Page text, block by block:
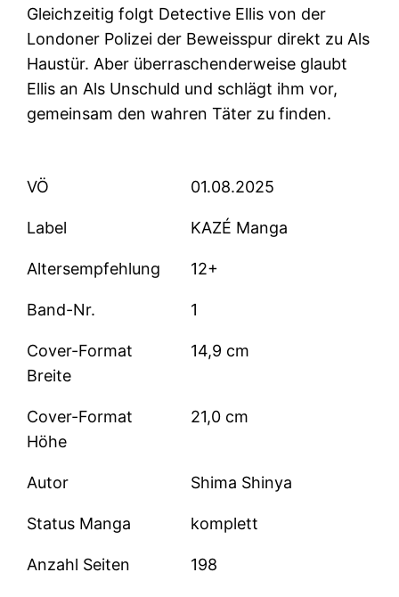
Gleichzeitig folgt Detective Ellis von der
Londoner Polizei der Beweisspur direkt zu Als
Haustür. Aber überraschenderweise glaubt
Ellis an Als Unschuld und schlägt ihm vor,
gemeinsam den wahren Täter zu finden.
VÖ 01.08.2025
Label KAZÉ Manga
Altersempfehlung 12+
Band-Nr. 1
Cover-Format
Breite
14,9 cm
Cover-Format
Höhe
21,0 cm
Autor Shima Shinya
Status Manga komplett
Anzahl Seiten 198